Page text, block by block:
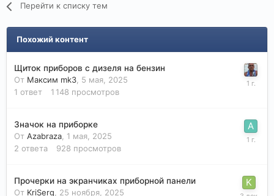
Перейти к списку тем
Похожий контент
Щиток приборов с дизеля на бензин
От Максим mk3, 5 мая, 2025
1 ответ 1 148 просмотров
Значок на приборке
От Azabraza, 1 мая, 2025
2 ответа 928 просмотров
Прочерки на экранчиках приборной панели
От KriSerg, 25 ноября, 2025